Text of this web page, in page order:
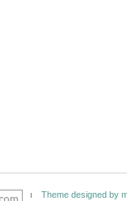
Theme designed by